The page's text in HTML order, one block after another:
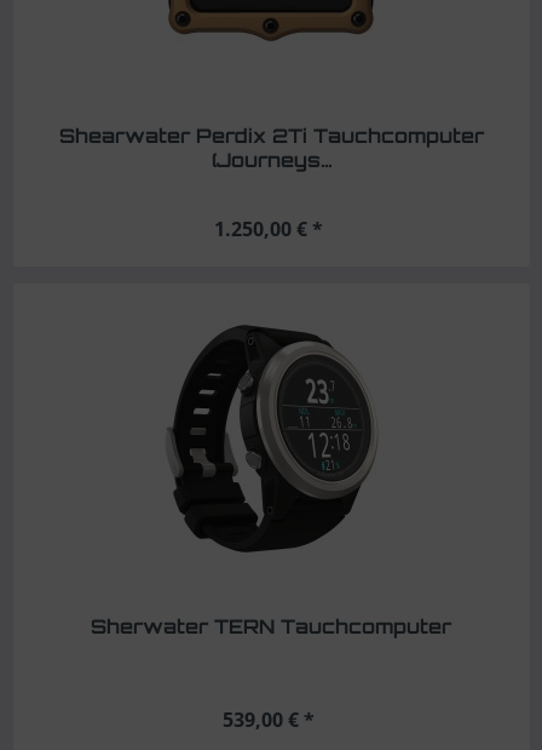
Shearwater Perdix 2Ti Tauchcomputer
(Journeys...
1.250,00 € *
Sherwater TERN Tauchcomputer
539,00 € *